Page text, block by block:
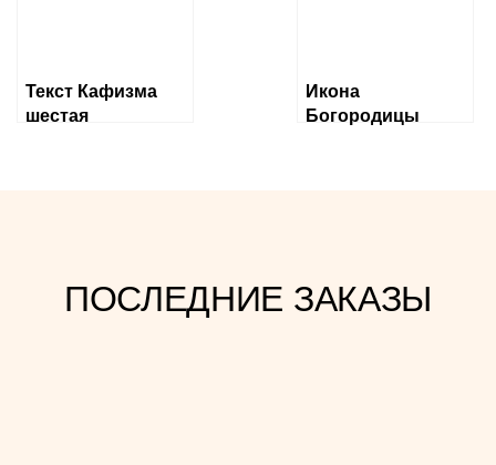
Текст Кафизма
шестая
Икона
Богородицы
ПОСЛЕДНИЕ ЗАКАЗЫ